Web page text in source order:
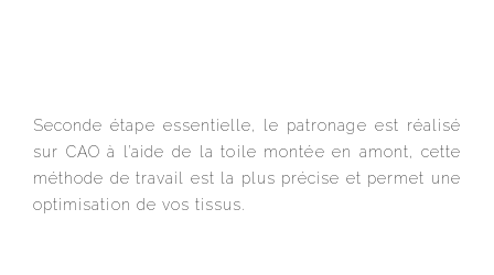
Seconde étape essentielle, le patronage est réalisé
sur CAO à l’aide de la toile montée en amont, cette
méthode de travail est la plus précise et permet une
optimisation de vos tissus.